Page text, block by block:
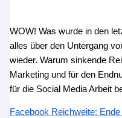
WOW! Was wurde in den
alles über den Untergang
wieder. Warum sinkende
Marketing und für den
für die Social Media Arbeit
Facebook Reichweite: